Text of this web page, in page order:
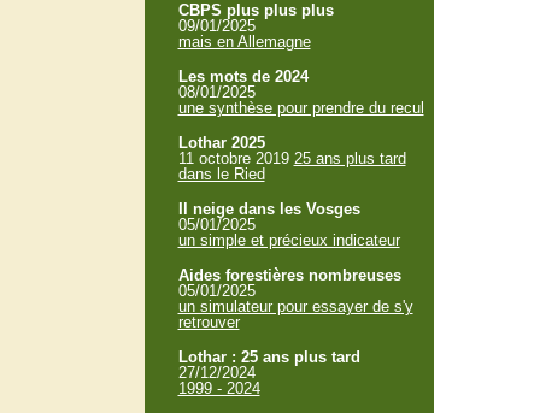
CBPS plus plus plus
09/01/2025
mais en Allemagne
Les mots de 2024
08/01/2025
une synthèse pour prendre du recul
Lothar 2025
11 octobre 2019 25 ans plus tard
dans le Ried
Il neige dans les Vosges
05/01/2025
un simple et précieux indicateur
Aides forestières nombreuses
05/01/2025
un simulateur pour essayer de s'y
retrouver
Lothar : 25 ans plus tard
27/12/2024
1999 - 2024